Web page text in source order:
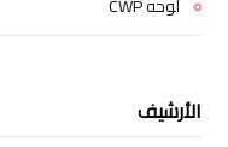
الأرشيف